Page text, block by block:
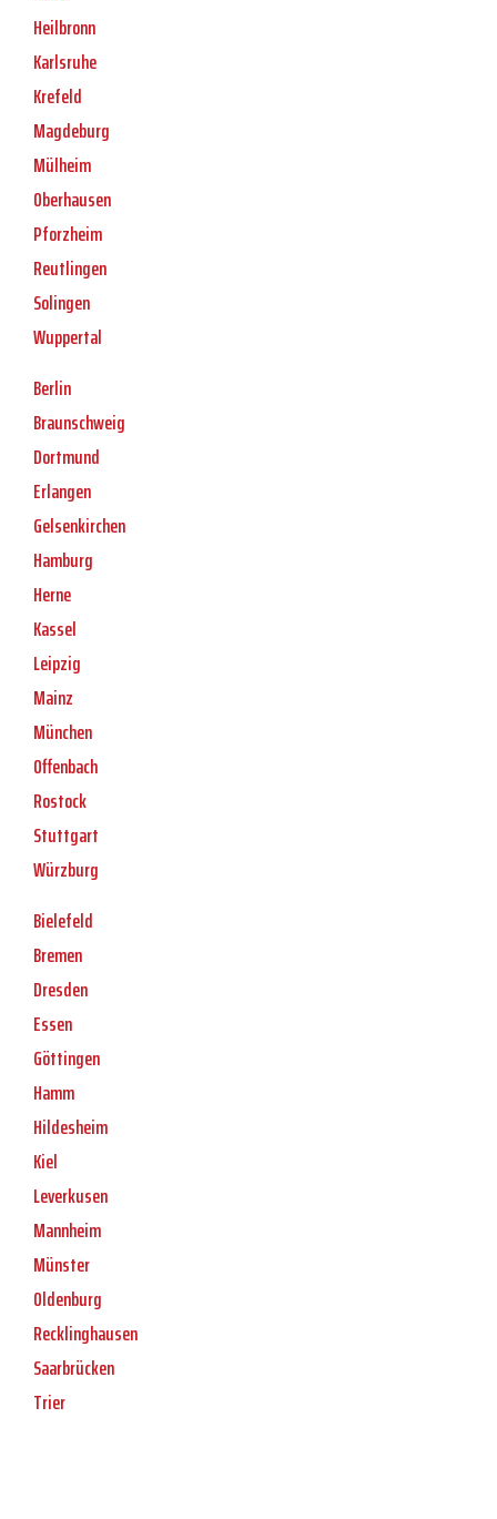
Heilbronn
Karlsruhe
Krefeld
Magdeburg
Mülheim
Oberhausen
Pforzheim
Reutlingen
Solingen
Wuppertal
Berlin
Braunschweig
Dortmund
Erlangen
Gelsenkirchen
Hamburg
Herne
Kassel
Leipzig
Mainz
München
Offenbach
Rostock
Stuttgart
Würzburg
Bielefeld
Bremen
Dresden
Essen
Göttingen
Hamm
Hildesheim
Kiel
Leverkusen
Mannheim
Münster
Oldenburg
Recklinghausen
Saarbrücken
Trier